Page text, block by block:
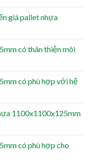
giá pallet nhựa
có thân thiện môi
có phù hợp với hệ
1100x1100x125mm
có phù hợp cho